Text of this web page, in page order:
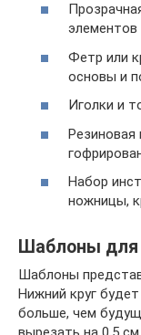
элементов
Фетр или
основы и
Иголки и
Резиновая
Набор
ножницы,
Шаблоны для
Шаблоны
Нижний круг
больше, чем